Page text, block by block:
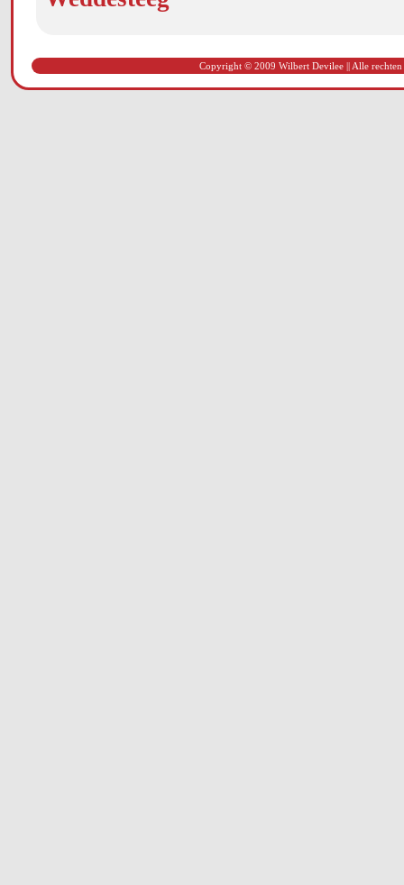
Copyright © 2009 Wilbert Devilee || Alle